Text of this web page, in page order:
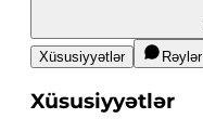
Xüsusiyyətlər
Rəylər
Xüsusiyyətlər